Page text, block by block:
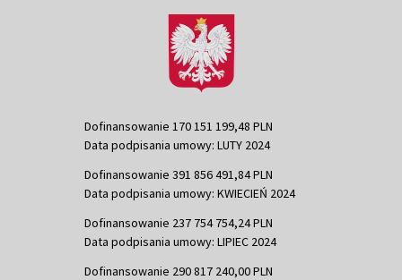
Dofinansowanie 170 151 199,48 PLN
Data podpisania umowy: LUTY 2024
Dofinansowanie 391 856 491,84 PLN
Data podpisania umowy: KWIECIEŃ 2024
Dofinansowanie 237 754 754,24 PLN
Data podpisania umowy: LIPIEC 2024
Dofinansowanie 290 817 240,00 PLN